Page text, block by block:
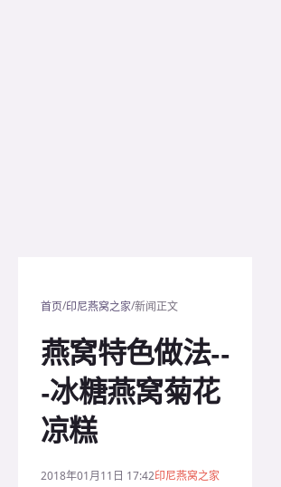
首页/印尼燕窝之家/新闻正文
燕窝特色做法--
-冰糖燕窝菊花
凉糕
2018年01月11日 17:42印尼燕窝之家